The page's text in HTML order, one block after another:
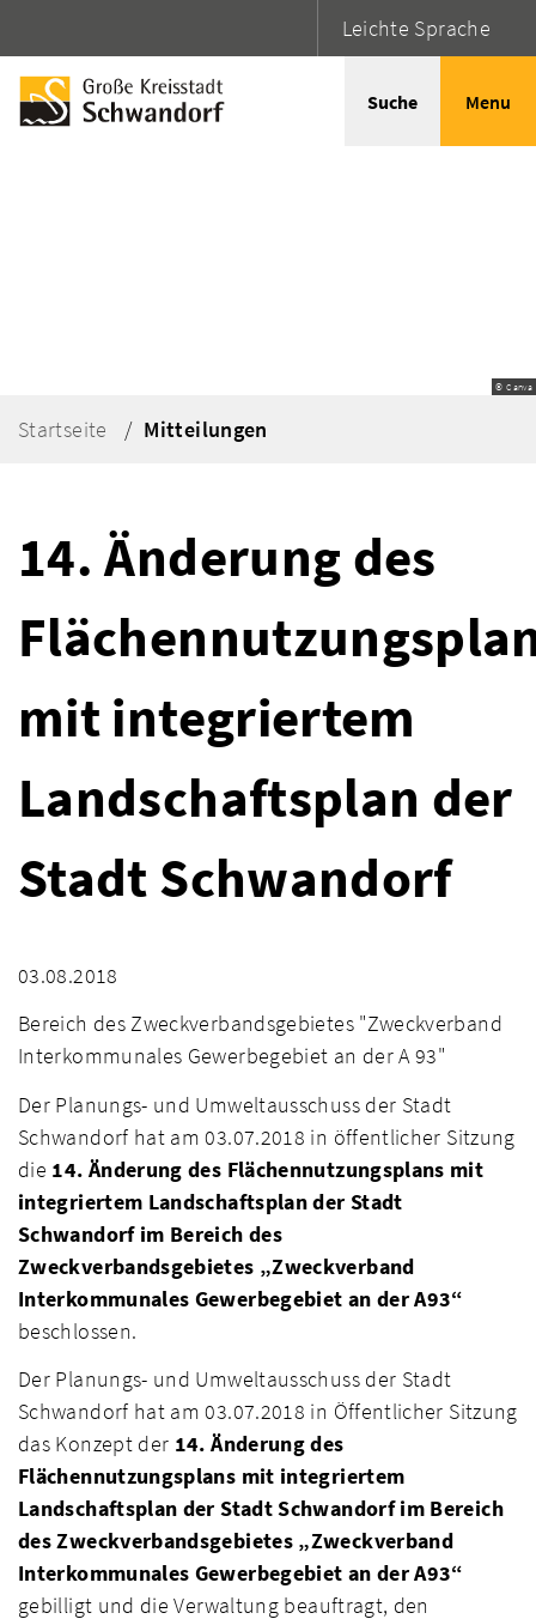
Leichte Sprache
Suche Menu
© Canva
Startseite Mitteilungen
14. Änderung des
mit integriertem
Landschaftsplan der
Stadt Schwandorf
03.08.2018
Bereich des Zweckverbandsgebietes "Zweckverband
Interkommunales Gewerbegebiet an der A 93"
Der Planungs- und Umweltausschuss der Stadt
Schwandorf hat am 03.07.2018 in öffentlicher Sitzung
die 14. Änderung des Flächennutzungsplans mit
integriertem Landschaftsplan der Stadt
Schwandorf im Bereich des
Zweckverbandsgebietes „Zweckverband
Interkommunales Gewerbegebiet an der A93“
beschlossen.
Der Planungs- und Umweltausschuss der Stadt
Schwandorf hat am 03.07.2018 in Öffentlicher Sitzung
das Konzept der 14. Änderung des
Flächennutzungsplans mit integriertem
Landschaftsplan der Stadt Schwandorf im Bereich
des Zweckverbandsgebietes „Zweckverband
Interkommunales Gewerbegebiet an der A93“
gebilligt und die Verwaltung beauftragt, den